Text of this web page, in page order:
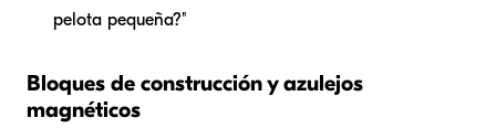
pelota pequeña?"
Bloques de construcción y azulejos
magnéticos